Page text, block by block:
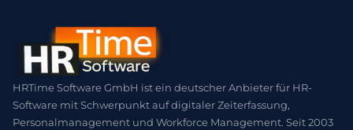
HRTime Software GmbH ist ein deutscher Anbieter für HR-
Software mit Schwerpunkt auf digitaler Zeiterfassung,
Personalmanagement und Workforce Management. Seit 2003